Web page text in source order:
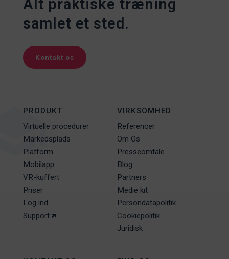
Alt praktiske træning
samlet et sted.
Kontakt os
PRODUKT
Virtuelle procedurer
Markedsplads
Platform
Mobilapp
VR-kuffert
Priser
Log ind
Support
VIRKSOMHED
Referencer
Om Os
Presseomtale
Blog
Partners
Medie kit
Persondatapolitik
Cookiepolitik
Juridisk